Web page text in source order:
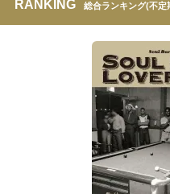
RANKING 総合ランキング(不定